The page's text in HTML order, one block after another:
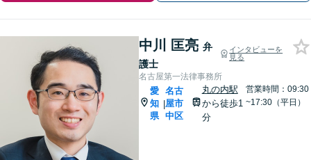
中川 匡亮 弁
護士
インタビューを
見る
名古屋第一法律事務所
愛
知
県
|
名古
屋市
中区
丸の内駅
から徒歩1
分
営業時間：09:30
~17:30（平日）